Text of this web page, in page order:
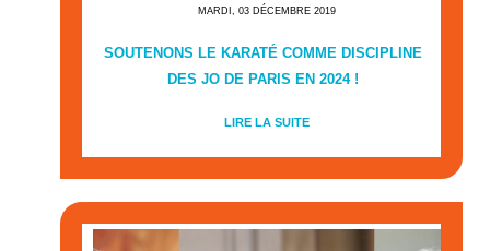
MARDI, 03 DÉCEMBRE 2019
SOUTENONS LE KARATÉ COMME DISCIPLINE
DES JO DE PARIS EN 2024 !
LIRE LA SUITE